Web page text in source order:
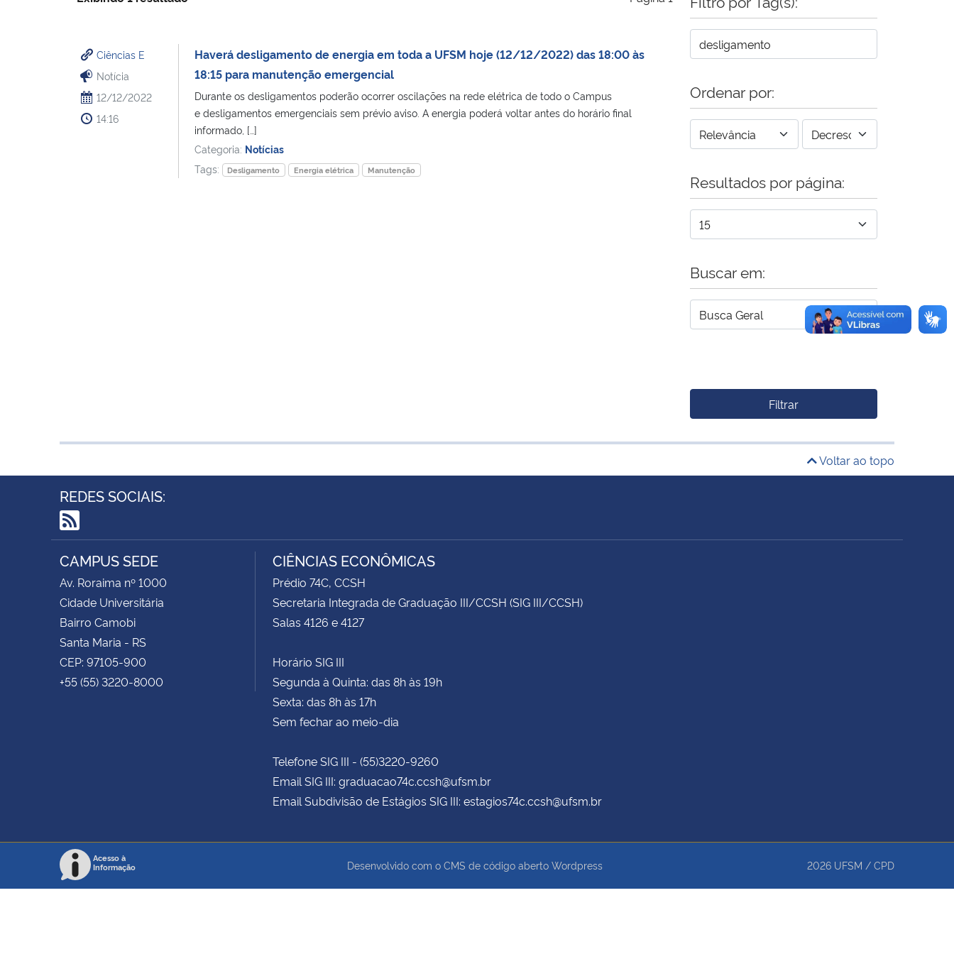
Ciências E
Notícia
12/12/2022
14:16
Haverá desligamento de energia em toda a UFSM hoje (12/12/2022) das 18:00 às
18:15 para manutenção emergencial
Durante os desligamentos poderão ocorrer oscilações na rede elétrica de todo o Campus
e desligamentos emergenciais sem prévio aviso. A energia poderá voltar antes do horário final
informado, […]
Categoria: Notícias
Tags:
Desligamento Energia elétrica Manutenção
Ordenar por:
Resultados por página:
Buscar em:
Filtrar
Voltar ao topo
REDES SOCIAIS:
RSS
CAMPUS SEDE
Av. Roraima nº 1000
Cidade Universitária
Bairro Camobi
Santa Maria - RS
CEP: 97105-900
+55 (55) 3220-8000
CIÊNCIAS ECONÔMICAS
Prédio 74C, CCSH
Secretaria Integrada de Graduação III/CCSH (SIG III/CCSH)
Salas 4126 e 4127
Horário SIG III
Segunda à Quinta: das 8h às 19h
Sexta: das 8h às 17h
Sem fechar ao meio-dia
Telefone SIG III - (55)3220-9260
Email SIG III: graduacao74c.ccsh@ufsm.br
Email Subdivisão de Estágios SIG III: estagios74c.ccsh@ufsm.br
Acesso à
Informação
Desenvolvido com o CMS de código aberto Wordpress 2026 UFSM / CPD